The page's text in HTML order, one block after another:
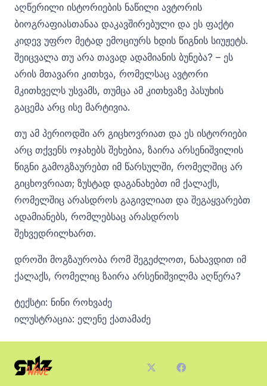
აღწერილი ისტორიების ნაწილი ავტორის
ბიოგრაფიასთანაა დაკავშირებული და ეს ფაქტი
კიდევ უფრო მეტად ემოციურს ხდის წიგნის სიუჟეტს.
შეიცვალა თუ არა თავად ადამიანის ბუნება? – ეს
არის მთავარი კითხვა, რომელსაც ავტორი
მკითხველს უსვამს, თუმცა ამ კითხვაზე პასუხის
გაცემა არც ისე მარტივია.
თუ ამ პერიოდში არ გიცხოვრიათ და ეს ისტორიები
არც თქვენს ოჯახებს შეხებია, ზაირა არსენიშვილის
წიგნი გამოგზაურებთ იმ წარსულში, რომელშიც არ
გიცხოვრიათ; ზუსტად დაგანახებთ იმ ქალაქს,
რომელშიც არასდროს გაგივლიათ და შეგაყვარებთ
ადამიანებს, რომლებსაც არასდროს
შეხვედრილხართ.
დროში მოგზაურობა რომ შეგეძლოთ, ნახავდით იმ
ქალაქს, რომელიც ზაირა არსენიშვილმა აღწერა?
ტექსტი: ნინი როხვაძე
ილუსტრაცია: ელენე ქათამაძე